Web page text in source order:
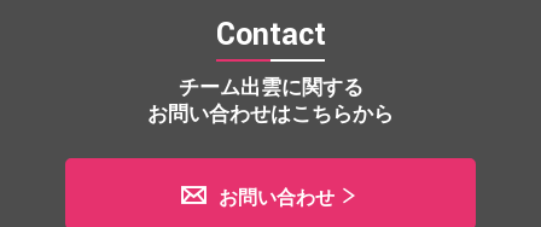
Contact
チーム出雲に関する
お問い合わせはこちらから
お問い合わせ